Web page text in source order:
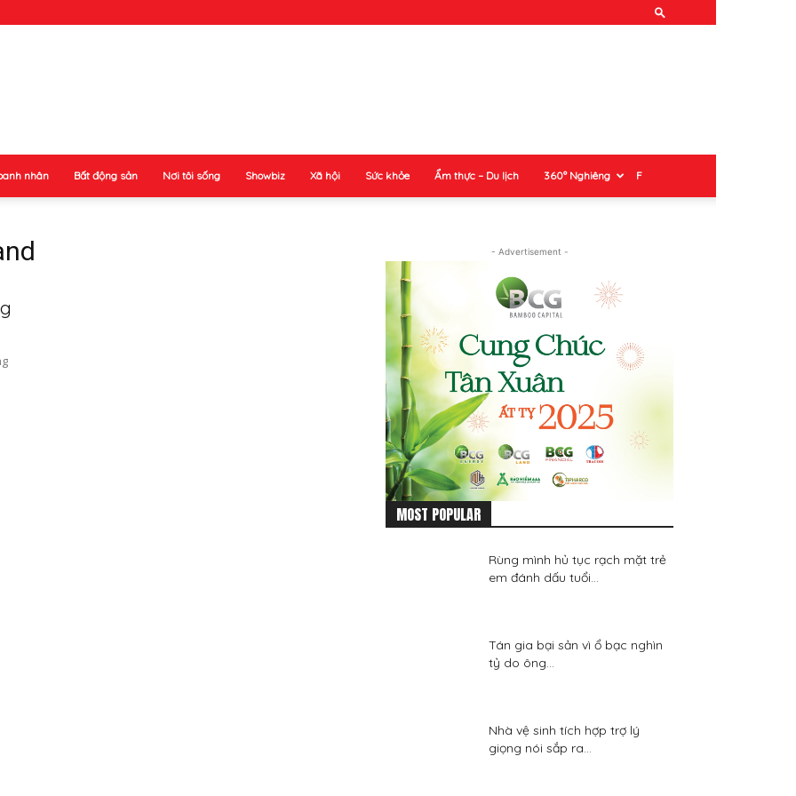
nhân Bất động sản Nơi tôi sống Showbiz Xã hội Sức khỏe Ẩm thực – Du lịch 360° Nghiêng F
- Advertisement -
MOST POPULAR
Rùng mình hủ tục rạch mặt trẻ
em đánh dấu tuổi...
Tán gia bại sản vì ổ bạc nghìn
tỷ do ông...
Nhà vệ sinh tích hợp trợ lý
giọng nói sắp ra...